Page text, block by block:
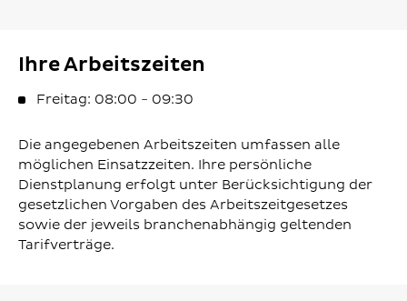
Ihre Arbeitszeiten
Freitag: 08:00 - 09:30
Die angegebenen Arbeitszeiten umfassen alle
möglichen Einsatzzeiten. Ihre persönliche
Dienstplanung erfolgt unter Berücksichtigung der
gesetzlichen Vorgaben des Arbeitszeitgesetzes
sowie der jeweils branchenabhängig geltenden
Tarifverträge.